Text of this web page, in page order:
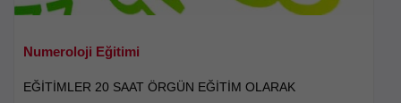
Numeroloji Eğitimi
EĞİTİMLER 20 SAAT ÖRGÜN EĞİTİM OLARAK